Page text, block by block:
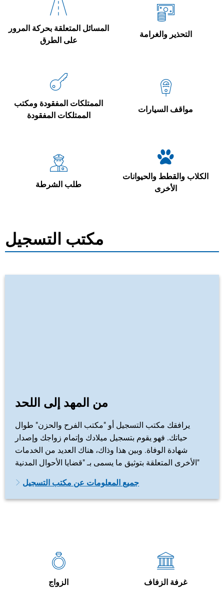
المسائل المتعلقة بحركة المرور
على الطرق
التحذير والغرامة
الممتلكات المفقودة ومكتب
الممتلكات المفقودة
مواقف السيارات
طلب الشرطة
الكلاب والقطط والحيوانات
الأخرى
مكتب التسجيل
من المهد إلى اللحد
يرافقك مكتب التسجيل أو "مكتب الفرح والحزن" طوال
حياتك. فهو يقوم بتسجيل ميلادك وإتمام زواجك وإصدار
شهادة الوفاة. وبين هذا وذاك، هناك العديد من الخدمات
الأخرى المتعلقة بتوثيق ما يسمى بـ "قضايا الأحوال المدنية"
جميع المعلومات عن مكتب التسجيل
الزواج غرفة الزفاف